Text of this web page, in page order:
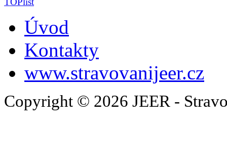
Úvod
Kontakty
www.stravovanijeer.cz
Copyright © 2026 JEER -